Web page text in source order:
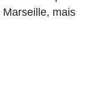
mais